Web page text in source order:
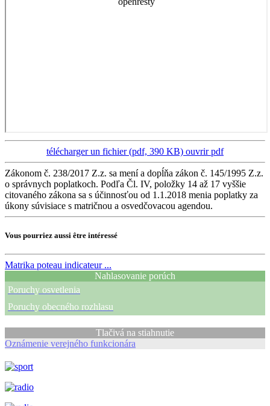
télécharger un fichier (pdf, 390 KB) ouvrir pdf
Zákonom č. 238/2017 Z.z. sa mení a dopĺňa zákon č. 145/1995 Z.z.
o správnych poplatkoch. Podľa Čl. IV, položky 14 až 17 vyššie
citovaného zákona sa s účinnosťou od 1.1.2018 menia poplatky za
úkony súvisiace s matričnou a osvedčovacou agendou.
Vous pourriez aussi être intéressé
Matrika poteau indicateur ...
Nahlasovanie porúch
Poruchy osvetlenia
Poruchy obecného rozhlasu
Tlačivá na stiahnutie
Oznámenie verejného funkcionára